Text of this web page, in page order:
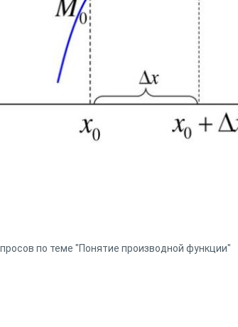
по теме "Понятие производной функции"